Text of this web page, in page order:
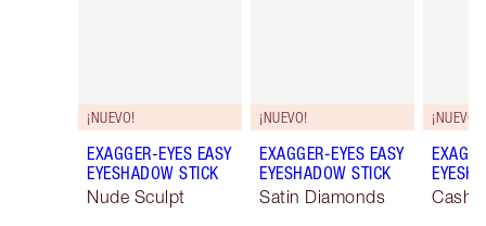
¡NUEVO!
EXAGGER-EYES EASY
EYESHADOW STICK
Nude Sculpt
¡NUEVO!
EXAGGER-EYES EASY
EYESHADOW STICK
Satin Diamonds
¡NUEVO!